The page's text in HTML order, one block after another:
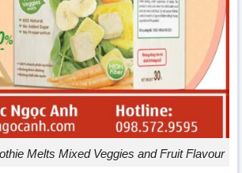
Melts Mixed Veggies and Fruit Flavour